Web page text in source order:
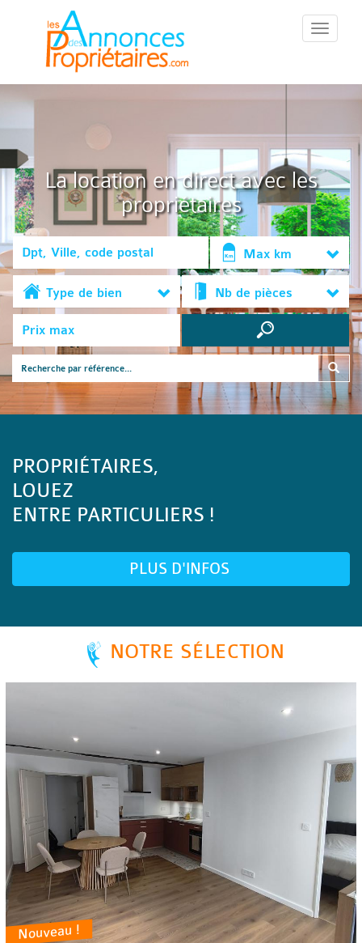
::Menu::
La location en direct avec les
propriétaires
Max km
Type de bien Nb de pièces
PROPRIÉTAIRES,
LOUEZ
ENTRE PARTICULIERS !
PLUS D'INFOS
NOTRE SÉLECTION
Nouveau !